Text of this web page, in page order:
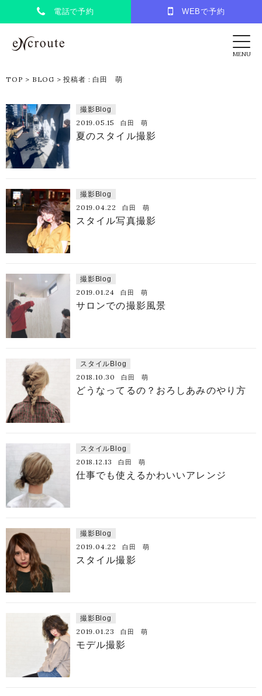
電話で予約 WEBで予約
eNcroute｜葛西・江戸川区の美容室 アンク
MENU
TOP > BLOG > 投稿者 : 白田 萌
撮影Blog
2019.05.15 白田 萌
夏のスタイル撮影
撮影Blog
2019.04.22 白田 萌
スタイル写真撮影
撮影Blog
2019.01.24 白田 萌
サロンでの撮影風景
スタイルBlog
2018.10.30 白田 萌
どうなってるの？おろしあみのやり方
スタイルBlog
2018.12.13 白田 萌
仕事でも使えるかわいいアレンジ
撮影Blog
2019.04.22 白田 萌
スタイル撮影
撮影Blog
2019.01.23 白田 萌
モデル撮影